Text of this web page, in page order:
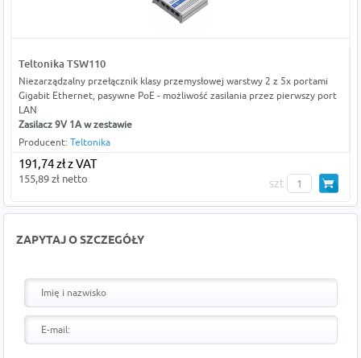
Teltonika TSW110
Niezarządzalny przełącznik klasy przemysłowej warstwy 2 z 5x portami
Gigabit Ethernet, pasywne PoE - możliwość zasilania przez pierwszy port
LAN
Zasilacz 9V 1A w zestawie
Producent: Teltonika
191,74 zł z VAT
155,89 zł netto szt
ZAPYTAJ O SZCZEGÓŁY